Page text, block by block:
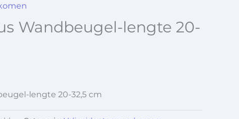
Wandbeugel-lengte 20-
lengte 20-32,5 cm